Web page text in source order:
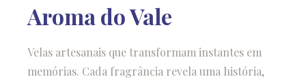
Aroma do Vale
Velas artesanais que transformam instantes em
memórias. Cada fragrância revela uma história,